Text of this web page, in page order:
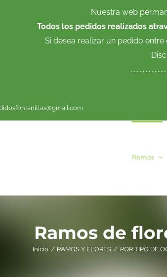
Nuestra web
Todos los pedidos realizados
Si desea realizar un pedido
Ramos
Ramos de
Inicio RAMOS Y FLORES POR TIPO DE